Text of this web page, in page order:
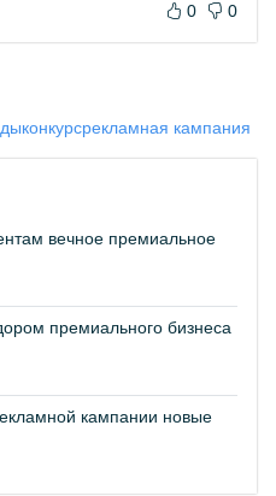
0 0
конкурсрекламная кампания
вечное премиальное
премиального бизнеса
кампании новые